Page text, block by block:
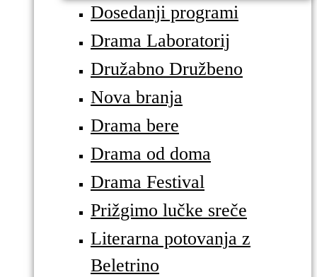
Dosedanji programi
Drama Laboratorij
Družabno Družbeno
Nova branja
Drama bere
Drama od doma
Drama Festival
Prižgimo lučke sreče
Literarna potovanja z
Beletrino